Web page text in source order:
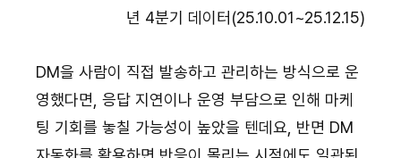
년 4분기 데이터(25.10.01~25.12.15)
DM을 사람이 직접 발송하고 관리하는 방식으로 운
영했다면, 응답 지연이나 운영 부담으로 인해 마케
팅 기회를 놓칠 가능성이 높았을 텐데요, 반면 DM